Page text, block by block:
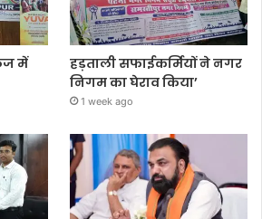
में
हड़ताली सफाईकर्मियों ने नगर
निगम का घेराव किया’
1 week ago